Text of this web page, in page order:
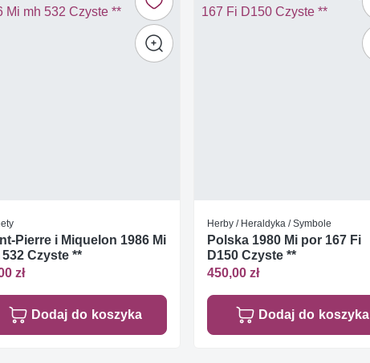
Pierre i Miquelon 1986 Mi
Czyste **
zł
Dodaj do koszyka
Herby / Heraldyka / Symbole
Polska 1980 Mi por 167 Fi
D150 Czyste **
450,00 zł
Dodaj do koszyka